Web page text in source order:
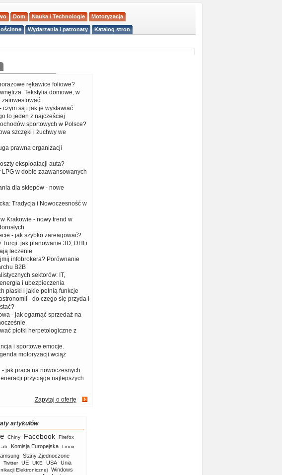
Dom Nauka i Technologie Motoryzacja
Wydarzenia i patronaty Katalog stron
rękawice foliowe?
Tekstylia domowe, w
zainwestować
czym są i jak je wystawiać
to jeden z najcześciej
sportowych w Polsce?
szczęki i żuchwy we
prawna organizacji
eksploatacji auta?
LPG w dobie zaawansowanych
dla sklepów - nowe
Tradycja i Nowoczesność w
Krakowie - nowy trend w
- jak szybko zareagować?
Turcji: jak planowanie 3D, DHI i
leczenie
infobrokera? Porównanie
B2B
sektorów: IT,
i ubezpieczenia
płaski i jakie pełnią funkcje
- do czego się przyda i
- jak ogarnąć sprzedaż na
płotki herpetologiczne z
i sportowe emocje.
motoryzacji wciąż
jak praca na nowoczesnych
przyciąga najlepszych
Zapytaj o ofertę
artykułów
Chiny Facebook Firefox
Komisja Europejska Linux
Stany Zjednoczone
Twitter UE UKE USA
Unia
Elektronicznej Windows